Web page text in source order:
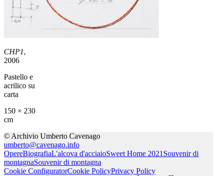
CHP1,
2006
Pastello e
acrilico su
carta
150 × 230
cm
© Archivio Umberto Cavenago
umberto@cavenago.info
OpereBiografiaL'alcova d'acciaioSweet Home 2021 Souvenir di
montagnaSouvenir di montagna
Cookie ConfiguratorCookie PolicyPrivacy Policy